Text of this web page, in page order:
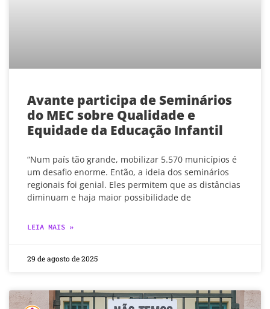
Avante participa de Seminários
do MEC sobre Qualidade e
Equidade da Educação Infantil
“Num país tão grande, mobilizar 5.570 municípios é
um desafio enorme. Então, a ideia dos seminários
regionais foi genial. Eles permitem que as distâncias
diminuam e haja maior possibilidade de
LEIA MAIS »
29 de agosto de 2025